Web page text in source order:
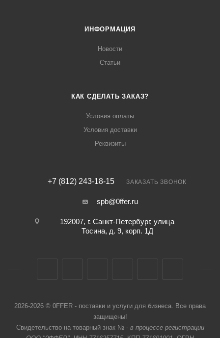
ИНФОРМАЦИЯ
Новости
Статьи
КАК СДЕЛАТЬ ЗАКАЗ?
Условия оплаты
Условия доставки
Реквизиты
+7 (812) 243-18-15 ЗАКАЗАТЬ ЗВОНОК
spb@0ffer.ru
192007, г. Санкт-Петербург, улица
Тосина, д. 9, корп. 1Д
2026-2026 © 0FFER - поставки и услуги для бизнеса. Все права
защищены!
Свидетельство на товарный знак № - в процессе регистрации